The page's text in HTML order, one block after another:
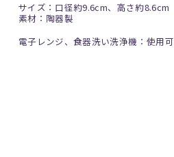
サイズ：口径約9.6cm、高さ約8.6cm
素材：陶器製
電子レンジ、食器洗い洗浄機：使用可